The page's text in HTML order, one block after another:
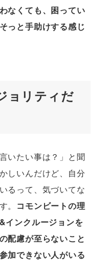
なくても、困ってい
っと手助けする感じ
ョリティだ
いたい事は？」と聞
しいんだけど、自分
るって、気づいてな
。 コモンビートの理
インクルージョンを
配慮が至らないこと
加できない人がいる